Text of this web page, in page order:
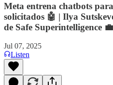
Meta entrena chatbots
solicitados 🤖 | Ilya
de Safe Superintelligence 💼
Jul 07, 2025
Listen